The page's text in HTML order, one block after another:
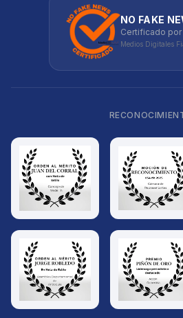
NO FAKE
Certificado
Medios Digitales